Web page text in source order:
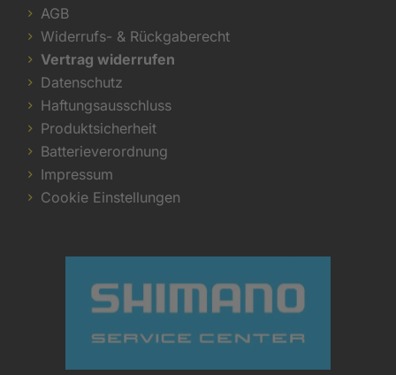
AGB
Widerrufs- & Rückgaberecht
Vertrag widerrufen
Datenschutz
Haftungsausschluss
Produktsicherheit
Batterieverordnung
Impressum
Cookie Einstellungen